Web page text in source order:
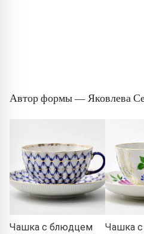
Автор формы — Яковлева
Чашка с блюдцем
Чашка